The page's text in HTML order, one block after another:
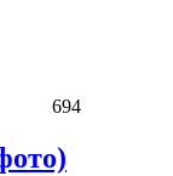
694